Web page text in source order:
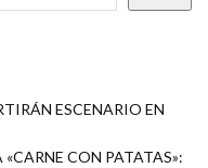
ESCENARIO EN
CON PATATAS»: